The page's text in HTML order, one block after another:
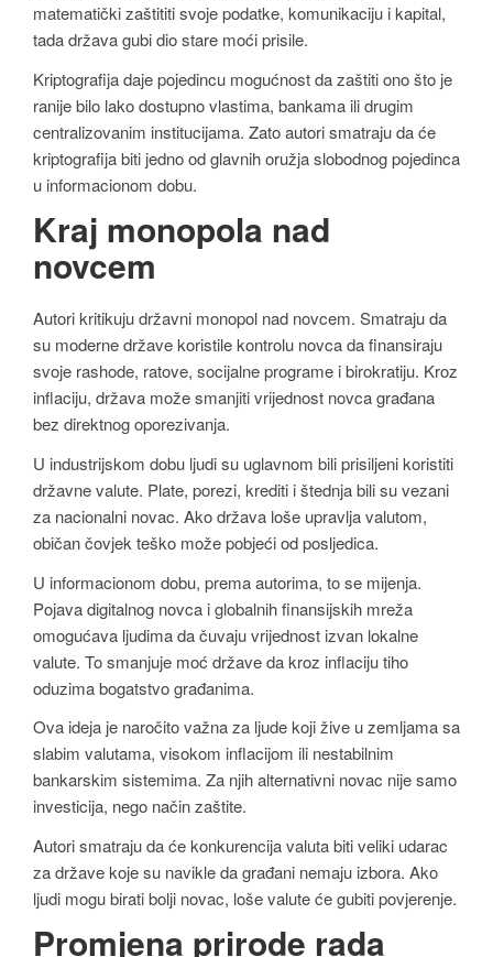
matematički zaštititi svoje podatke, komunikaciju i kapital,
tada država gubi dio stare moći prisile.
Kriptografija daje pojedincu mogućnost da zaštiti ono što je
ranije bilo lako dostupno vlastima, bankama ili drugim
centralizovanim institucijama. Zato autori smatraju da će
kriptografija biti jedno od glavnih oružja slobodnog pojedinca
u informacionom dobu.
Kraj monopola nad
novcem
Autori kritikuju državni monopol nad novcem. Smatraju da
su moderne države koristile kontrolu novca da finansiraju
svoje rashode, ratove, socijalne programe i birokratiju. Kroz
inflaciju, država može smanjiti vrijednost novca građana
bez direktnog oporezivanja.
U industrijskom dobu ljudi su uglavnom bili prisiljeni koristiti
državne valute. Plate, porezi, krediti i štednja bili su vezani
za nacionalni novac. Ako država loše upravlja valutom,
običan čovjek teško može pobjeći od posljedica.
U informacionom dobu, prema autorima, to se mijenja.
Pojava digitalnog novca i globalnih finansijskih mreža
omogućava ljudima da čuvaju vrijednost izvan lokalne
valute. To smanjuje moć države da kroz inflaciju tiho
oduzima bogatstvo građanima.
Ova ideja je naročito važna za ljude koji žive u zemljama sa
slabim valutama, visokom inflacijom ili nestabilnim
bankarskim sistemima. Za njih alternativni novac nije samo
investicija, nego način zaštite.
Autori smatraju da će konkurencija valuta biti veliki udarac
za države koje su navikle da građani nemaju izbora. Ako
ljudi mogu birati bolji novac, loše valute će gubiti povjerenje.
Promjena prirode rada